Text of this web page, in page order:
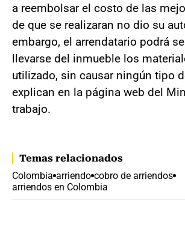
a reembolsar el costo de las
de que se realizaran no dio su
embargo, el arrendatario podrá
llevarse del inmueble los
utilizado, sin causar ningún tipo
explican en la página web del
trabajo.
Temas relacionados
Colombia arriendo cobro de arriendos
arriendos en Colombia